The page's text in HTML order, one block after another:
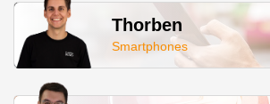
Thorben
Smartphones